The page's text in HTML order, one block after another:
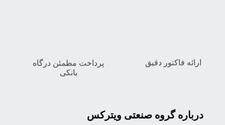
ارائه فاکتور دقیق
پرداخت مطمئن درگاه
بانکی
درباره گروه صنعتی ویترکس